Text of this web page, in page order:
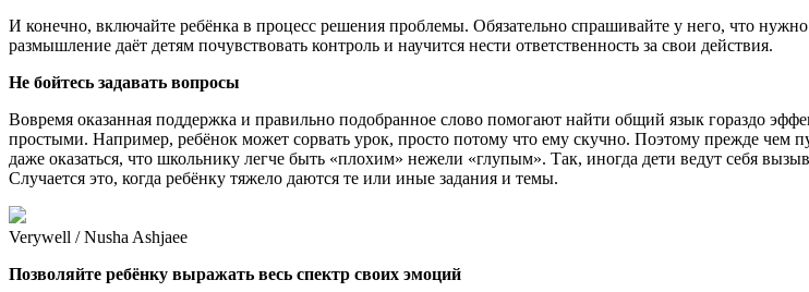
И конечно, включайте ребёнка в процесс решения проблемы. Обязательно спрашивайте у него, что
размышление даёт детям почувствовать контроль и научится нести ответственность за свои действия.
Не бойтесь задавать вопросы
Вовремя оказанная поддержка и правильно подобранное слово помогают найти общий язык гораздо
простыми. Например, ребёнок может сорвать урок, просто потому что ему скучно. Поэтому прежде чем
даже оказаться, что школьнику легче быть «плохим» нежели «глупым». Так, иногда дети ведут себя
Случается это, когда ребёнку тяжело даются те или иные задания и темы.
Verywell / Nusha Ashjaee
Позволяйте ребёнку выражать весь спектр своих эмоций